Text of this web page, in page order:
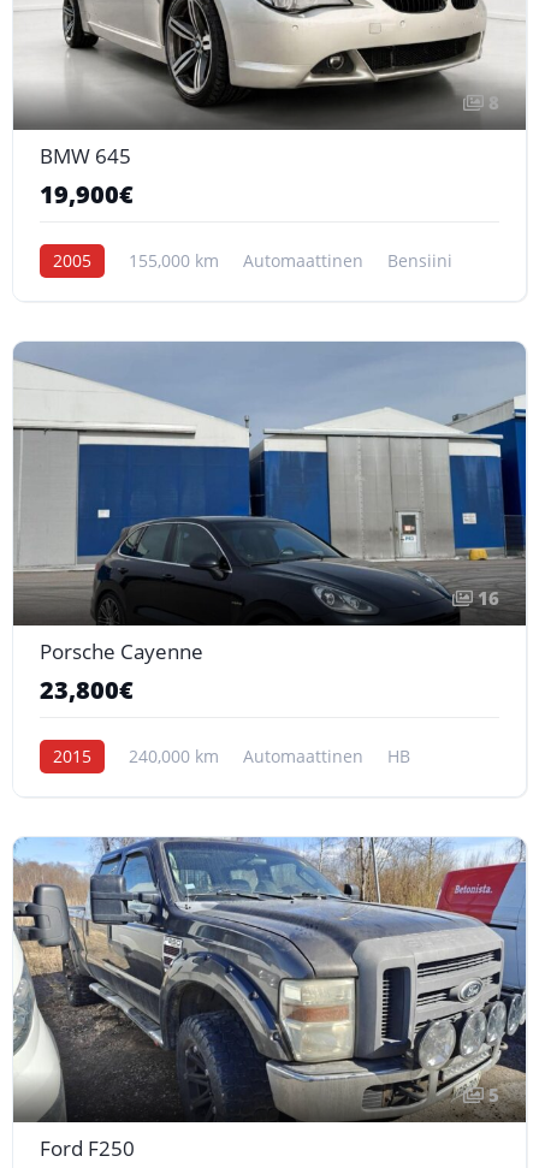
8
BMW 645
19,900€
2005 155,000 km Automaattinen Bensiini
16
Porsche Cayenne
23,800€
2015 240,000 km Automaattinen HB
5
Ford F250